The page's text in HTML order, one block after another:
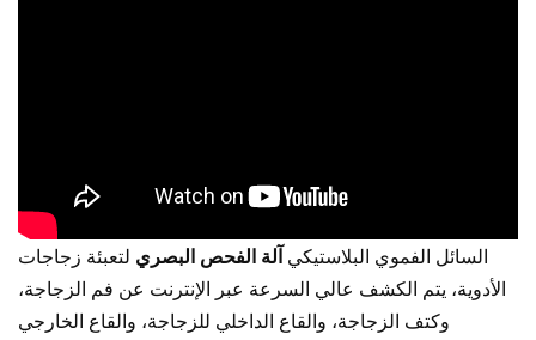
السائل الفموي البلاستيكي آلة الفحص البصري لتعبئة زجاجات
الأدوية، يتم الكشف عالي السرعة عبر الإنترنت عن فم الزجاجة،
وكتف الزجاجة، والقاع الداخلي للزجاجة، والقاع الخارجي